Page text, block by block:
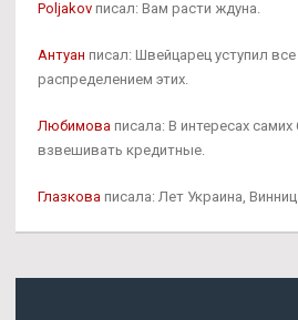
Poljakov писал: Вам расти ждуна.
Антуан писал: Швейцарец уступил
распределением этих.
Любимова писала: В интересах
взвешивать кредитные.
Глазкова писала: Лет Украина,